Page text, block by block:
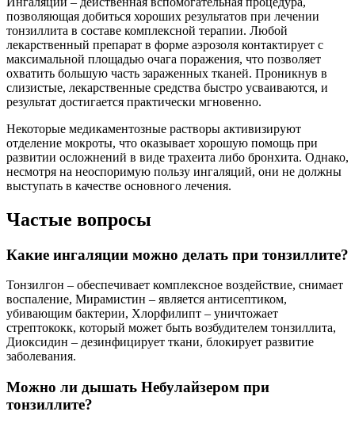
позволяющая добиться хороших результатов при лечении
тонзиллита в составе комплексной терапии. Любой
лекарственный препарат в форме аэрозоля контактирует с
максимальной площадью очага поражения, что позволяет
охватить большую часть зараженных тканей. Проникнув в
слизистые, лекарственные средства быстро усваиваются, и
результат достигается практически мгновенно.
Некоторые медикаментозные растворы активизируют
отделение мокроты, что оказывает хорошую помощь при
развитии осложнений в виде трахеита либо бронхита. Однако,
несмотря на неоспоримую пользу ингаляций, они не должны
выступать в качестве основного лечения.
Частые вопросы
Какие ингаляции можно делать при тонзиллите?
Тонзилгон – обеспечивает комплексное воздействие, снимает
воспаление, Мирамистин – является антисептиком,
убивающим бактерии, Хлорфилипт – уничтожает
стрептококк, который может быть возбудителем тонзиллита,
Диоксидин – дезинфицирует ткани, блокирует развитие
заболевания.
Можно ли дышать Небулайзером при
тонзиллите?